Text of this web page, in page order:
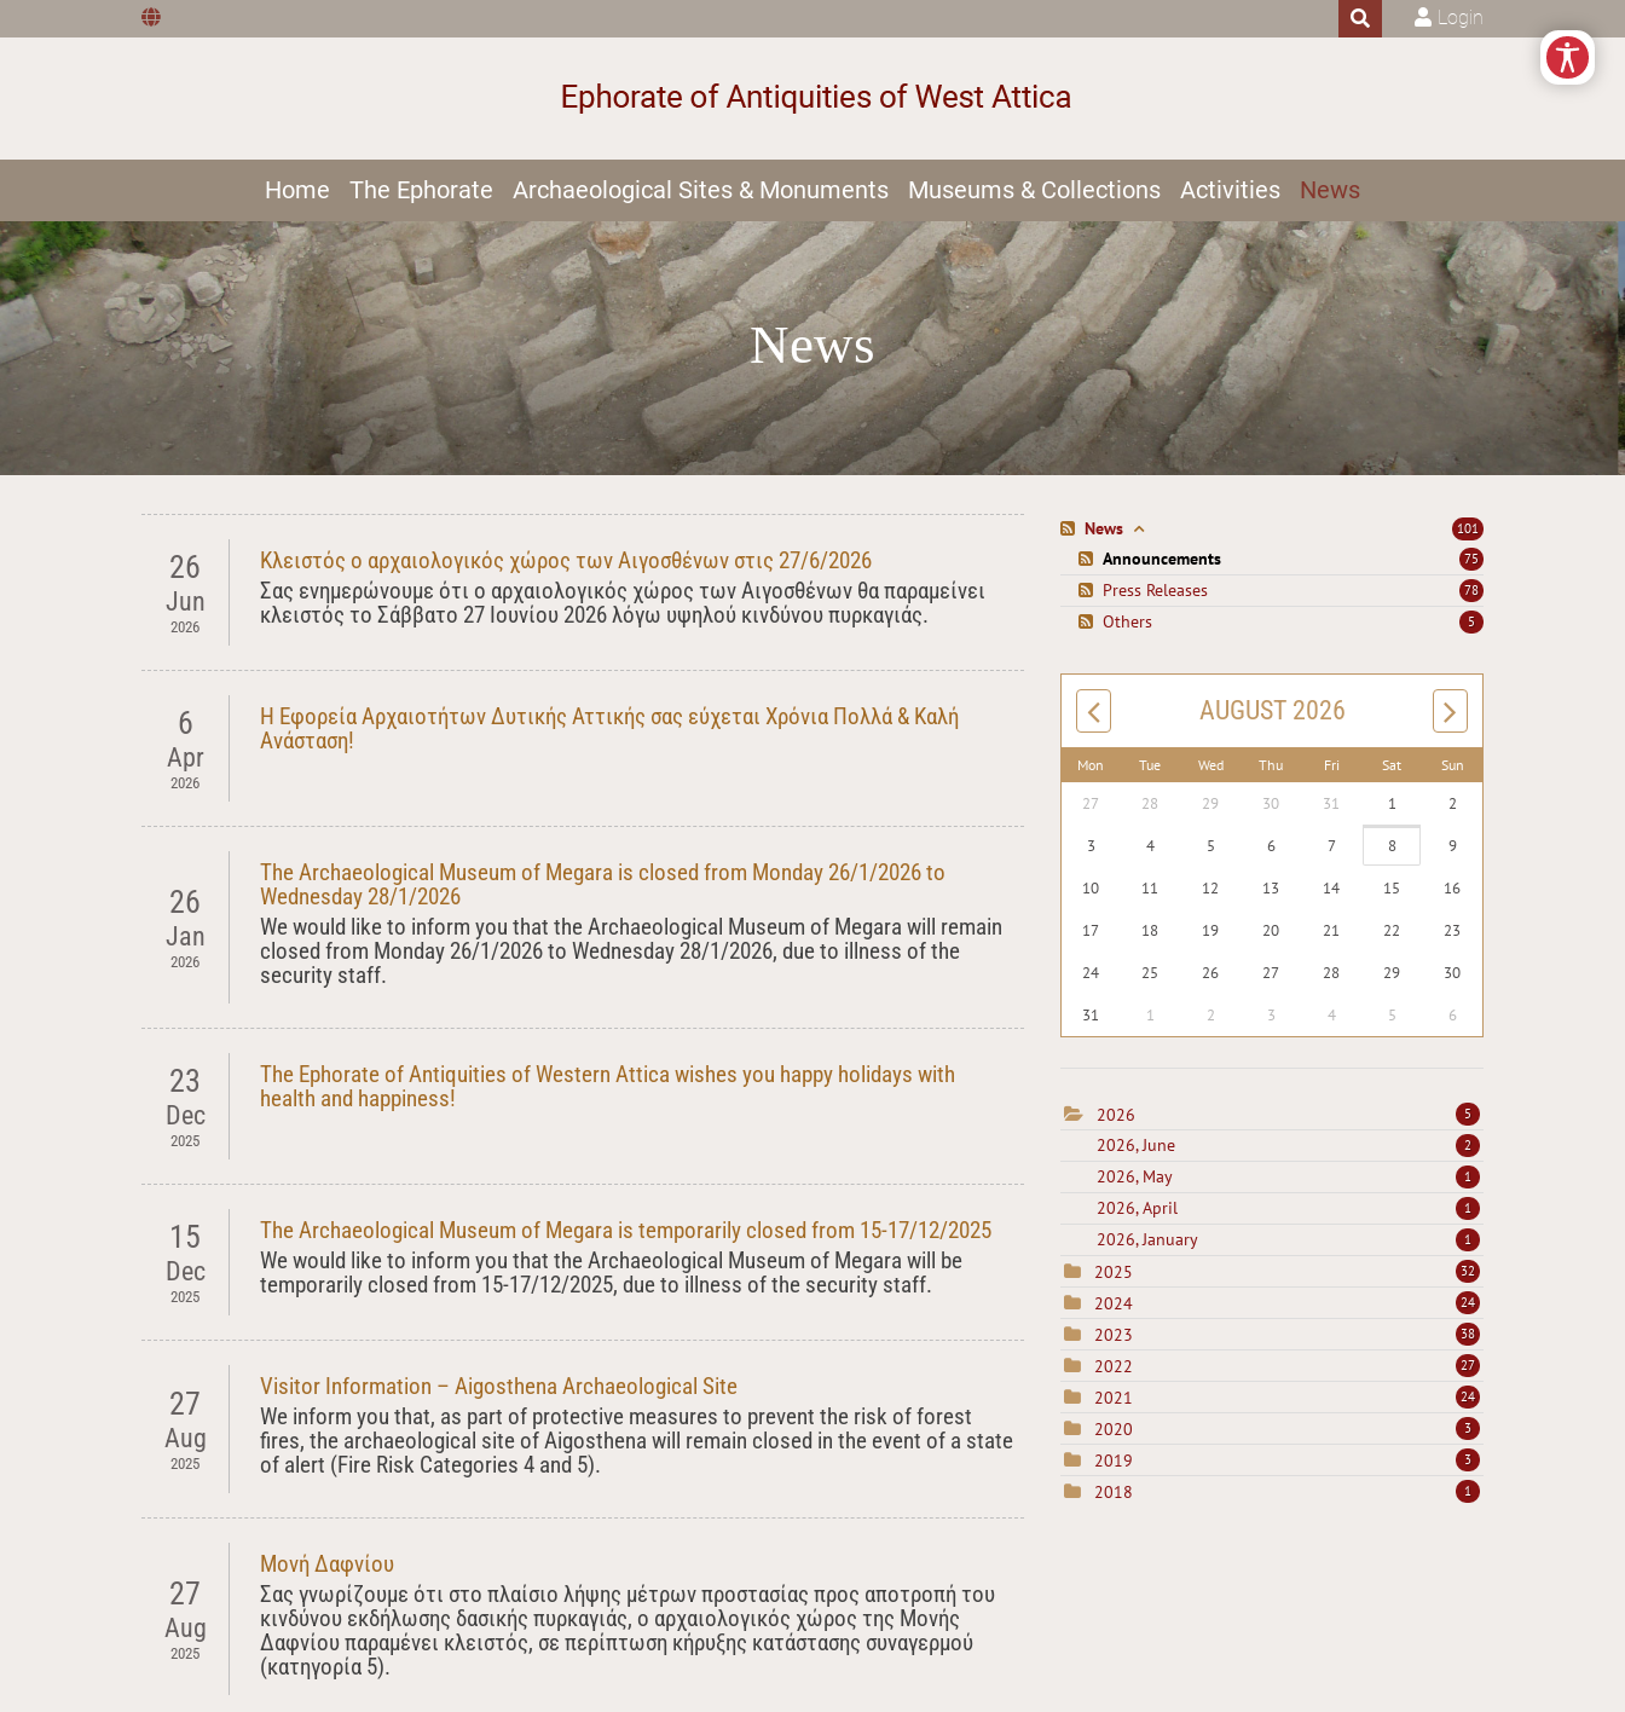
Login
Home The Ephorate Archaeological Sites & Monuments Museums & Collections Activities News
News
26
Jun
2026
Κλειστός ο αρχαιολογικός χώρος των Αιγοσθένων στις 27/6/2026
Σας ενημερώνουμε ότι ο αρχαιολογικός χώρος των Αιγοσθένων θα παραμείνει
κλειστός το Σάββατο 27 Ιουνίου 2026 λόγω υψηλού κινδύνου πυρκαγιάς.
6
Apr
2026
Η Εφορεία Αρχαιοτήτων Δυτικής Αττικής σας εύχεται Χρόνια Πολλά & Καλή
Ανάσταση!
26
Jan
2026
The Archaeological Museum of Megara is closed from Monday 26/1/2026 to
Wednesday 28/1/2026
We would like to inform you that the Archaeological Museum of Megara will remain
closed from Monday 26/1/2026 to Wednesday 28/1/2026, due to illness of the
security staff.
23
Dec
2025
The Ephorate of Antiquities of Western Attica wishes you happy holidays with
health and happiness!
15
Dec
2025
The Archaeological Museum of Megara is temporarily closed from 15-17/12/2025
We would like to inform you that the Archaeological Museum of Megara will be
temporarily closed from 15-17/12/2025, due to illness of the security staff.
27
Aug
2025
Visitor Information – Aigosthena Archaeological Site
We inform you that, as part of protective measures to prevent the risk of forest
fires, the archaeological site of Aigosthena will remain closed in the event of a state
of alert (Fire Risk Categories 4 and 5).
27
Aug
2025
Μονή Δαφνίου
Σας γνωρίζουμε ότι στο πλαίσιο λήψης μέτρων προστασίας προς αποτροπή του
κινδύνου εκδήλωσης δασικής πυρκαγιάς, ο αρχαιολογικός χώρος της Μονής
Δαφνίου παραμένει κλειστός, σε περίπτωση κήρυξης κατάστασης συναγερμού
(κατηγορία 5).
101
News
75
Announcements
78
Press Releases
5
Others
AUGUST 2026
Mon Tue Wed Thu Fri Sat Sun
27 28 29 30 31 1 2
3 4 5 6 7 8 9
10 11 12 13 14 15 16
17 18 19 20 21 22 23
24 25 26 27 28 29 30
31 1 2 3 4 5 6
2026 5
2026, June 2
2026, May 1
2026, April 1
2026, January 1
2025 32
2024 24
2023 38
2022 27
2021 24
2020 3
2019 3
2018 1